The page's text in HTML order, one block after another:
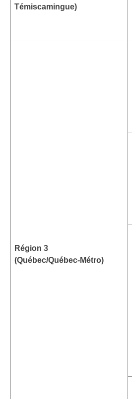
Témiscamingue)
Région 3
(Québec/Québec-Métro)